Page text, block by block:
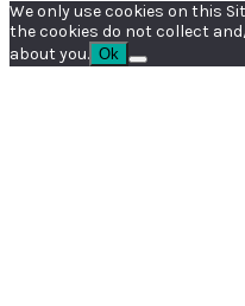
We only use cookies on this
the cookies do not collect
about you. Ok